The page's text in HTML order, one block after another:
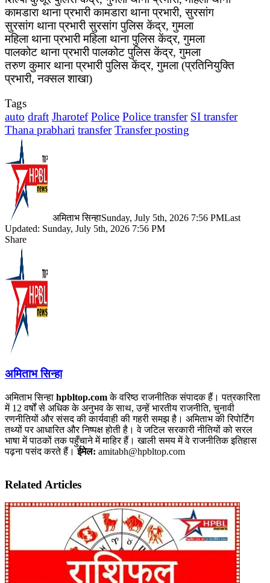
कामडारा थाना प्रभारी कामडारा थाना प्रभारी, सुरसांग
सुरसांग थाना प्रभारी सुरसांग पुलिस केंद्र, गुमला
महिला थाना प्रभारी महिला थाना पुलिस केंद्र, गुमला
पालकोट थाना प्रभारी पालकोट पुलिस केंद्र, गुमला
तरुण कुमार थाना प्रभारी पुलिस केंद्र, गुमला (प्रतिनियुक्ति
प्रभारी, नक्सल शाखा)
Tags
auto draft Jharotef Police Police transfer SI transfer
Thana prabhari transfer Transfer posting
अमिताभ सिन्हाSunday, July 5th, 2026 7:56 PMLast
Updated: Sunday, July 5th, 2026 7:56 PM
Share
Facebook
LinkedIn
Pinterest
WhatsApp
Telegram
अमिताभ सिन्हा
अमिताभ सिन्हा hpbltop.comके वरिष्ठ राजनीतिक संपादक हैं। पत्रकारिता
में 12 वर्षों से अधिक के अनुभव के साथ, उन्हें भारतीय राजनीति, चुनावी
रणनीतियों और संसद की कार्यवाही की गहरी समझ है। अमिताभ की रिपोर्टिंग
तथ्यों पर आधारित और निष्पक्ष होती है। वे जटिल सरकारी नीतियों को सरल
भाषा में पाठकों तक पहुँचाने में माहिर हैं। खाली समय में वे राजनीतिक इतिहास
पढ़ना पसंद करते हैं।ईमेल: amitabh@hpbltop.com
Related Articles